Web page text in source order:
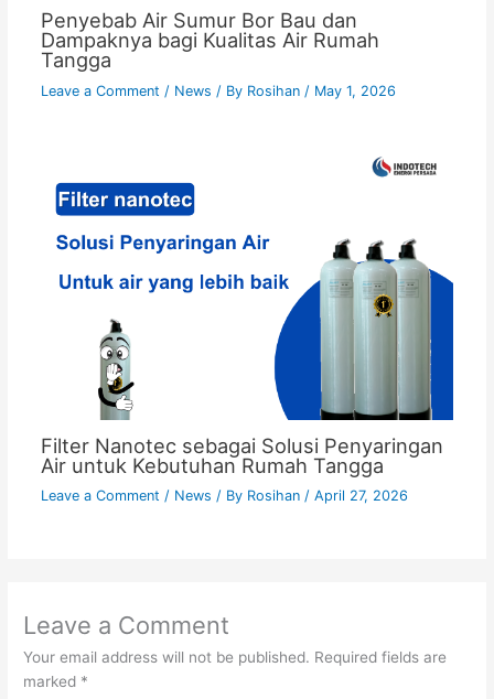
Penyebab Air Sumur Bor Bau dan
Dampaknya bagi Kualitas Air Rumah
Tangga
Leave a Comment / News / By Rosihan / May 1, 2026
Filter Nanotec sebagai Solusi Penyaringan
Air untuk Kebutuhan Rumah Tangga
Leave a Comment / News / By Rosihan / April 27, 2026
Leave a Comment
Your email address will not be published. Required fields are
marked *